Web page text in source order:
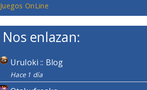
Juegos OnLine
Nos enlazan:
Uruloki :: Blog
Hace 1 día